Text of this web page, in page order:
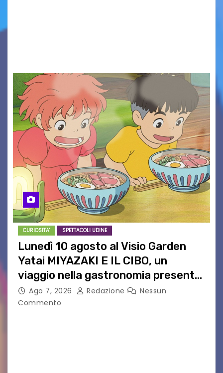
CURIOSITA' SPETTACOLI UDINE
Lunedì 10 agosto al Visio Garden
Yatai MIYAZAKI E IL CIBO, un
viaggio nella gastronomia presente
nei film di Hayao Miyazaki!
Ago 7, 2026 Redazione
Nessun
Commento